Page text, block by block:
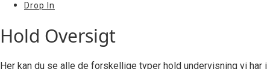
Drop In
Hold Oversigt
Her kan du se alle de forskellige typer hold undervisning vi har i